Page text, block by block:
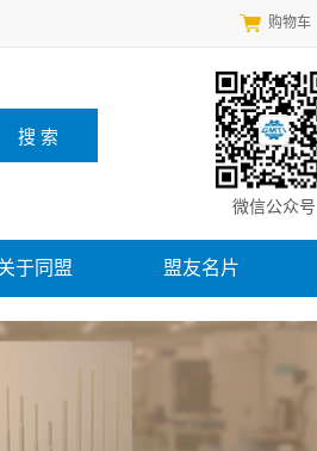
购物车
微信公众号
于同盟 盟友名片